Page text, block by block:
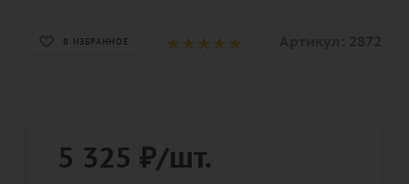
В ИЗБРАННОЕ
5 325 ₽/шт.